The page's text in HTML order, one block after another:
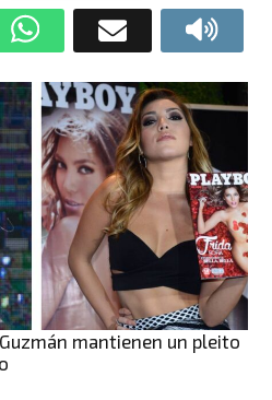
mantienen un pleito